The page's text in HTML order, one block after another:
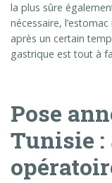
la plus sûre
nécessaire,
après un certain
gastrique est tout à
Pose
Tunisie :